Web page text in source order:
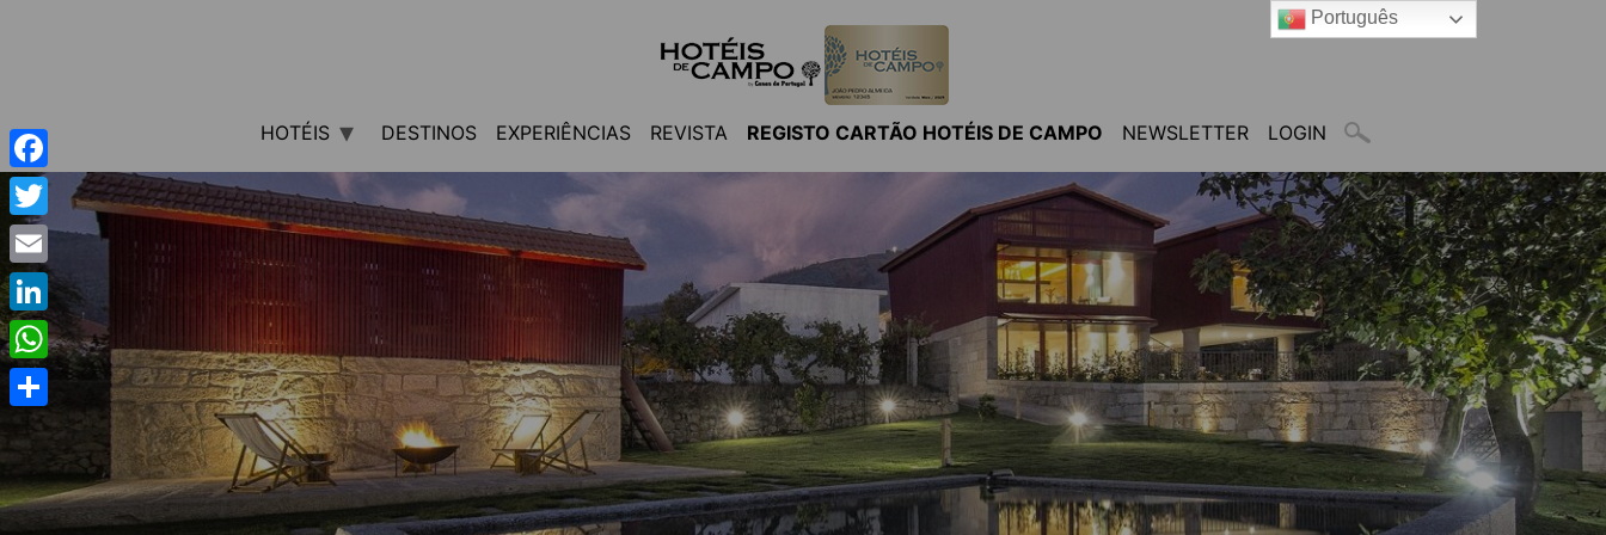
HOTÉIS DESTINOS EXPERIÊNCIAS REVISTA REGISTO CARTÃO HOTÉIS DE CAMPO NEWSLETTER LOGIN
Facebook
Twitter
Email
LinkedIn
WhatsApp
Share
Português